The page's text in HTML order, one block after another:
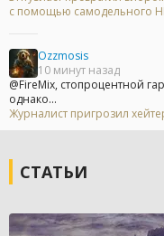
с помощью самодельного
Ozzmosis
10 минут назад
@FireMix, стопроцентной
однако...
Журналист пригрозил
СТАТЬИ